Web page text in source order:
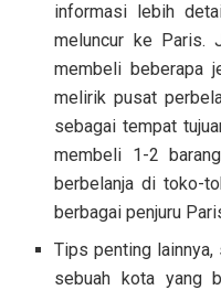
informasi lebih
meluncur ke Paris.
membeli beberapa
melirik pusat
sebagai tempat
membeli 1-2
berbelanja di toko-
berbagai penjuru
Tips penting
sebuah kota yang